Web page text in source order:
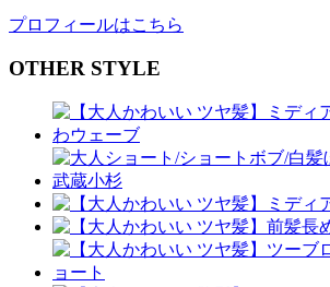
プロフィールはこちら
OTHER STYLE